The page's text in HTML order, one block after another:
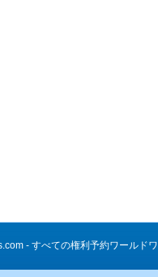
- すべての権利予約ワールドワ